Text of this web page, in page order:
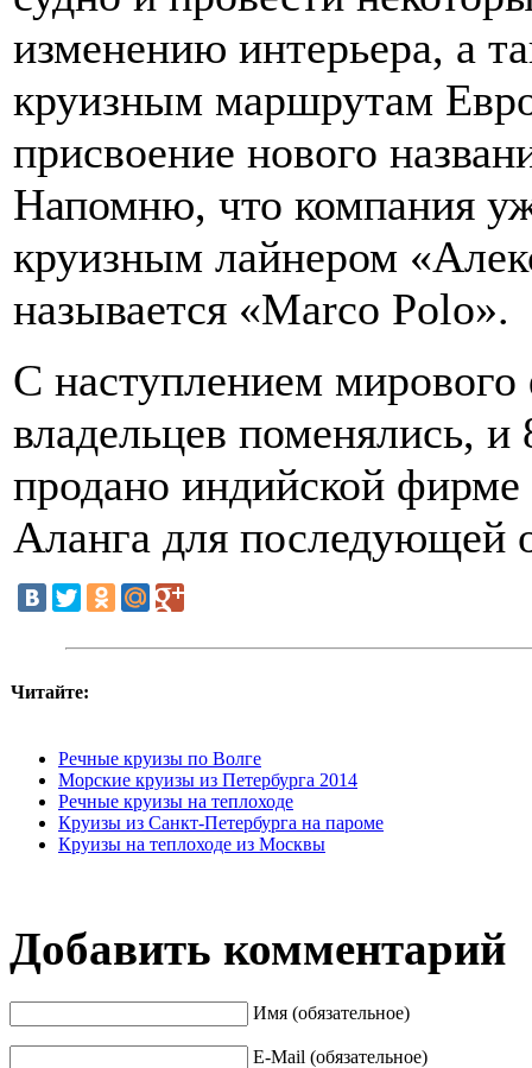
изменению интерьера, а
круизным маршрутам
присвоение нового
Напомню, что компания
круизным лайнером
называется «Marco Polo».
С наступлением
владельцев поменялись,
продано индийской
Аланга для последующей
Читайте:
Речные круизы по Волге
Морские круизы из Петербурга 2014
Речные круизы на теплоходе
Круизы из Санкт-Петербурга на пароме
Круизы на теплоходе из Москвы
Добавить комментарий
Имя (обязательное)
E-Mail (обязательное)